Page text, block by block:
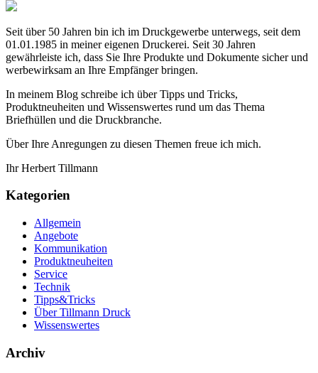
Seit über 50 Jahren bin ich im Druckgewerbe unterwegs, seit dem
01.01.1985 in meiner eigenen Druckerei. Seit 30 Jahren
gewährleiste ich, dass Sie Ihre Produkte und Dokumente sicher und
werbewirksam an Ihre Empfänger bringen.
In meinem Blog schreibe ich über Tipps und Tricks,
Produktneuheiten und Wissenswertes rund um das Thema
Briefhüllen und die Druckbranche.
Über Ihre Anregungen zu diesen Themen freue ich mich.
Ihr Herbert Tillmann
Kategorien
Allgemein
Angebote
Kommunikation
Produktneuheiten
Service
Technik
Tipps&Tricks
Über Tillmann Druck
Wissenswertes
Archiv